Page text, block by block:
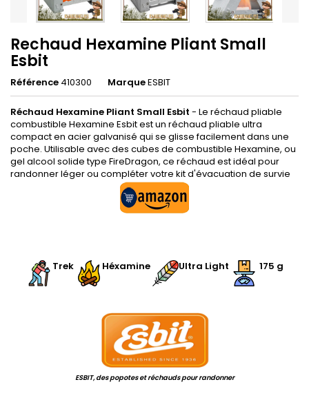
Rechaud Hexamine Pliant Small
Esbit
Référence 410300 MarqueESBIT
Réchaud Hexamine Pliant Small Esbit - Le réchaud pliable
combustible Hexamine Esbit est un réchaud pliable ultra
compact en acier galvanisé qui se glisse facilement dans une
poche. Utilisable avec des cubes de combustible Hexamine, ou
gel alcool solide type FireDragon, ce réchaud est idéal pour
randonner léger ou compléter votre kit d'évacuation de survie
Trek
Héxamine Ultra Light 175 g
ESBIT, des popotes et réchauds pour randonner